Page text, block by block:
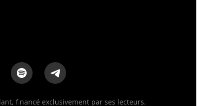
financé exclusivement par ses lecteurs.